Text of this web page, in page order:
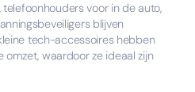
voor in de auto,
blijven
tech-accessoires hebben
waardoor ze ideaal zijn